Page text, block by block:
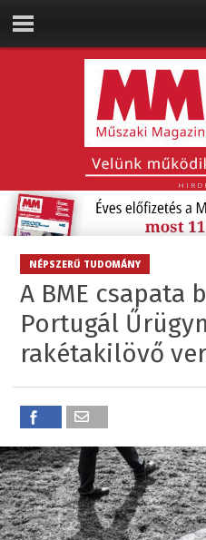
NÉPSZERŰ TUDOMÁNY
A BME csapata
Portugál
rakétakilövő